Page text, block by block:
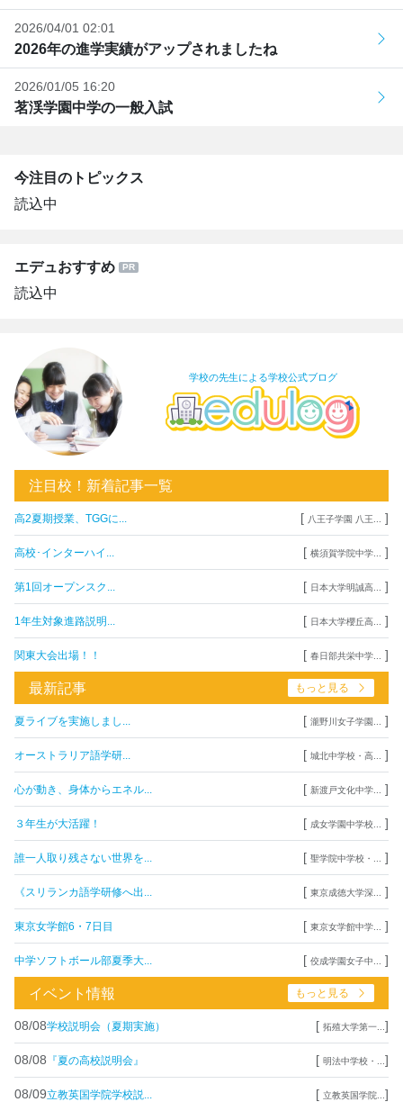
2026/04/01 02:01
2026年の進学実績がアップされましたね
2026/01/05 16:20
茗渓学園中学の一般入試
今注目のトピックス
読込中
エデュおすすめ
読込中
学校の先生による学校公式ブログ
注目校！新着記事一覧
高2夏期授業、TGGに... [ 八王子学園 八王... ]
高校･インターハイ... [ 横須賀学院中学... ]
第1回オープンスク... [ 日本大学明誠高... ]
1年生対象進路説明... [ 日本大学櫻丘高... ]
関東大会出場！！ [ 春日部共栄中学... ]
最新記事 もっと見る
夏ライブを実施しまし... [ 瀧野川女子学園... ]
オーストラリア語学研... [ 城北中学校・高... ]
心が動き、身体からエネル... [ 新渡戸文化中学... ]
３年生が大活躍！ [ 成女学園中学校... ]
誰一人取り残さない世界を... [ 聖学院中学校・... ]
《スリランカ語学研修へ出... [ 東京成徳大学深... ]
東京女学館6・7日目 [ 東京女学館中学... ]
中学ソフトボール部夏季大... [ 佼成学園女子中... ]
イベント情報 もっと見る
08/08学校説明会（夏期実施） [ 拓殖大学第一... ]
08/08 『夏の高校説明会』 [ 明法中学校・... ]
08/09立教英国学院学校説... [ 立教英国学院... ]